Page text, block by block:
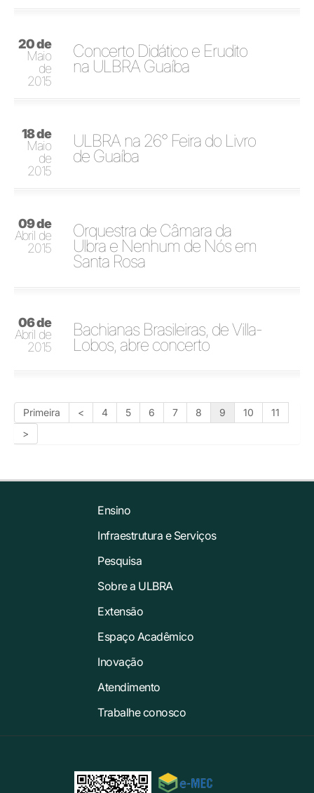
20 de
Maio
de
2015
Concerto Didático e Erudito
na ULBRA Guaíba
18 de
Maio
de
2015
ULBRA na 26° Feira do Livro
de Guaíba
09 de
Abril de
2015
Orquestra de Câmara da
Ulbra e Nenhum de Nós em
Santa Rosa
06 de
Abril de
2015
Bachianas Brasileiras, de Villa-
Lobos, abre concerto
Primeira < 4 5 6 7 8 9 10
11
>
Ensino
Infraestrutura e Serviços
Pesquisa
Sobre a ULBRA
Extensão
Espaço Acadêmico
Inovação
Atendimento
Trabalhe conosco